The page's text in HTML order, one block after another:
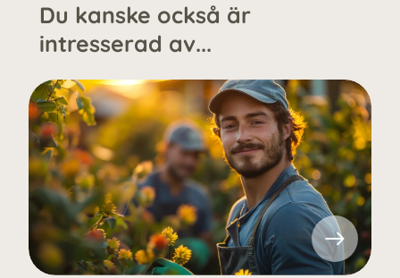
Du kanske också är
intresserad av...